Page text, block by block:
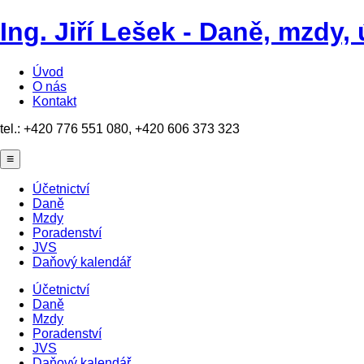
Ing. Jiří Lešek - Daně,
Úvod
O nás
Kontakt
tel.: +420 776 551 080, +420 606 373 323
≡
Účetnictví
Daně
Mzdy
Poradenství
JVS
Daňový kalendář
Účetnictví
Daně
Mzdy
Poradenství
JVS